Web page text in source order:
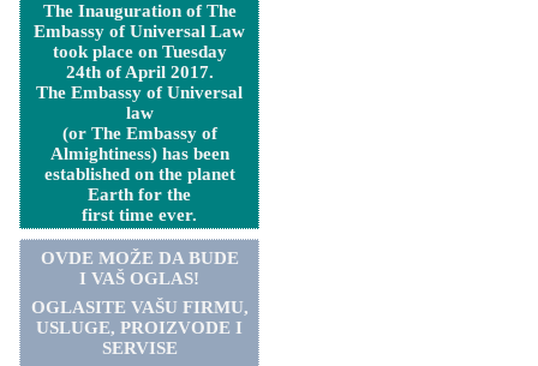
The Inauguration of The
Embassy of Universal Law
took place on Tuesday
24th of April 2017.
The Embassy of Universal
law
(or The Embassy of
Almightiness) has been
established on the planet
Earth for the
first time ever.
OVDE MOŽE DA BUDE
I VAŠ OGLAS!
OGLASITE VAŠU FIRMU,
USLUGE, PROIZVODE I
SERVISE